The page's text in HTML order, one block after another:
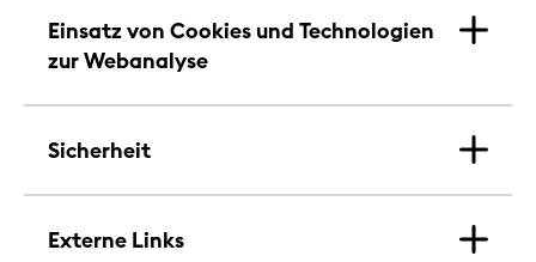
Einsatz von Cookies und Technologien
zur Webanalyse
Sicherheit
Externe Links